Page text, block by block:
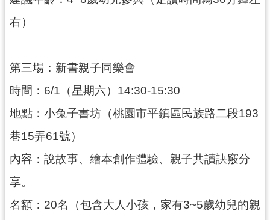
右）
第三場：新書親子同樂會
時間：6/1（星期六）14:30-15:30
地點：小兔子書坊（桃園市平鎮區民族路二段193
巷15弄61號）
內容：說故事、繪本創作體驗、親子共讀訣竅分
享。
名額：20名（包含大人小孩，家有3~5歲幼兒的親